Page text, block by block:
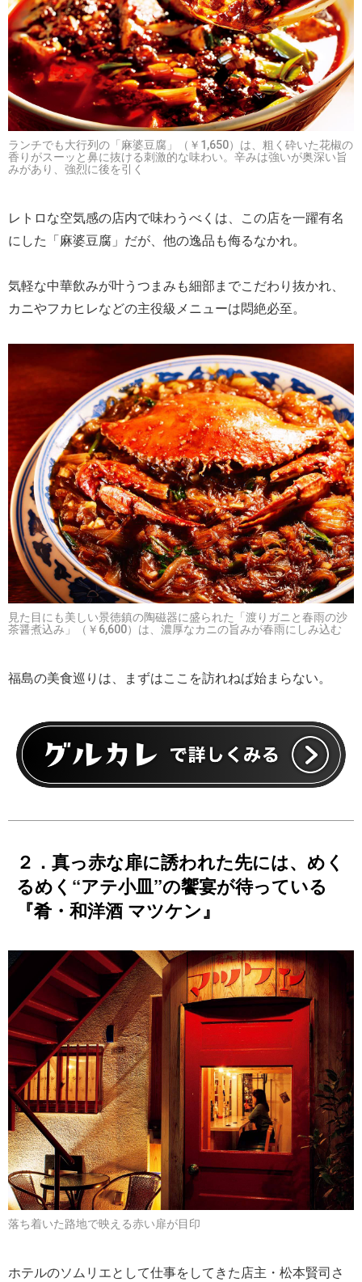
ランチでも大行列の「麻婆豆腐」（￥1,650）は、粗く砕いた花椒の
香りがスーッと鼻に抜ける刺激的な味わい。辛みは強いが奥深い旨
みがあり、強烈に後を引く
レトロな空気感の店内で味わうべくは、この店を一躍有名
にした「麻婆豆腐」だが、他の逸品も侮るなかれ。
気軽な中華飲みが叶うつまみも細部までこだわり抜かれ、
カニやフカヒレなどの主役級メニューは悶絶必至。
見た目にも美しい景徳鎮の陶磁器に盛られた「渡りガニと春雨の沙
茶醤煮込み」（￥6,600）は、濃厚なカニの旨みが春雨にしみ込む
福島の美食巡りは、まずはここを訪れねば始まらない。
２．真っ赤な扉に誘われた先には、めく
るめく“アテ小皿”の饗宴が待っている
『肴・和洋酒 マツケン』
落ち着いた路地で映える赤い扉が目印
ホテルのソムリエとして仕事をしてきた店主・松本賢司さ